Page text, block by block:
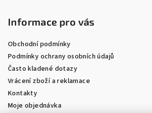
Informace pro vás
Obchodní podmínky
Podmínky ochrany osobních údajů
Často kladené dotazy
Vrácení zboží a reklamace
Kontakty
Moje objednávka